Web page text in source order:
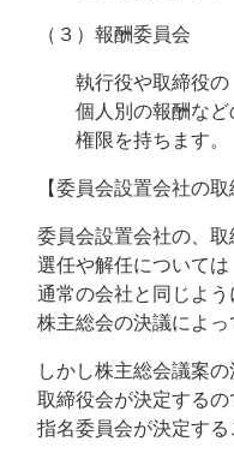
（３）報酬委員会
執行役や取締役の
個人別の報酬などの
権限を持ちます。
【委員会設置会社の取
委員会設置会社の、取
選任や解任については
通常の会社と同じよう
株主総会の決議によっ
しかし株主総会議案の
取締役会が決定するの
指名委員会が決定する